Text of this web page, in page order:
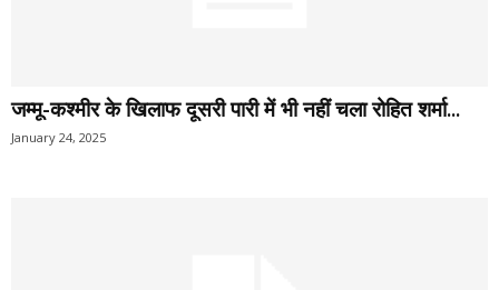
जम्मू-कश्मीर के खिलाफ दूसरी पारी में भी नहीं चला रोहित शर्मा...
January 24, 2025